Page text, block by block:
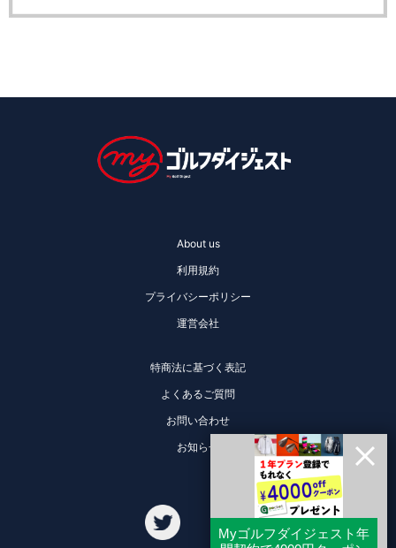
About us
利用規約
プライバシーポリシー
運営会社
特商法に基づく表記
よくあるご質問
お問い合わせ
お知らせ